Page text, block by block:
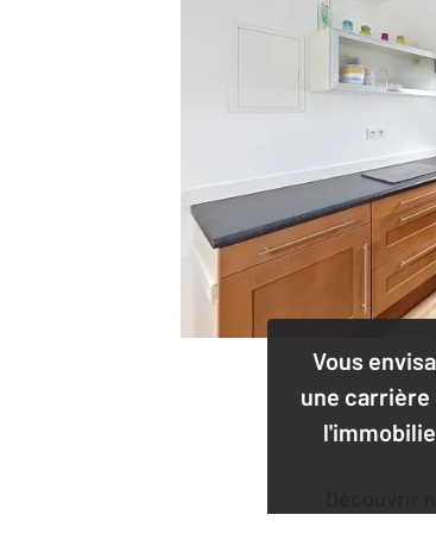
Vous
une carrière